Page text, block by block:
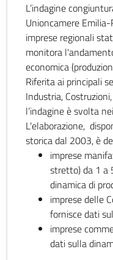
L’indagine
Unioncamere
imprese regionali
monitora
economica
Riferita ai principali
Industria,
l’indagine è svolta
L'elaborazione,
storica dal 2003, è
imprese
stretto) da 1 a
dinamica di
imprese delle
fornisce dati
imprese
dati sulla